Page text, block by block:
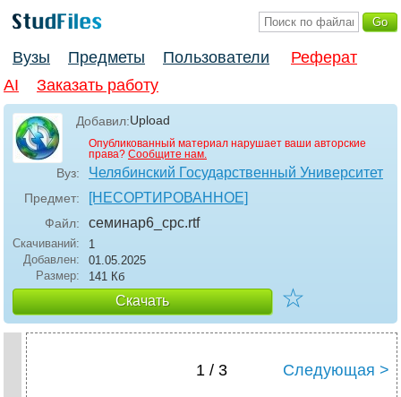
Вузы Предметы Пользователи
Реферат
AI
Заказать работу
Добавил:Upload
Опубликованный материал нарушает ваши авторские
права? Сообщите нам.
Вуз: Челябинский Государственный Университет
Предмет: [НЕСОРТИРОВАННОЕ]
Файл: семинар6_срс.rtf
Скачиваний:
1
Добавлен:
01.05.2025
Размер:
141 Кб
Скачать ☆
1 / 3 Следующая >